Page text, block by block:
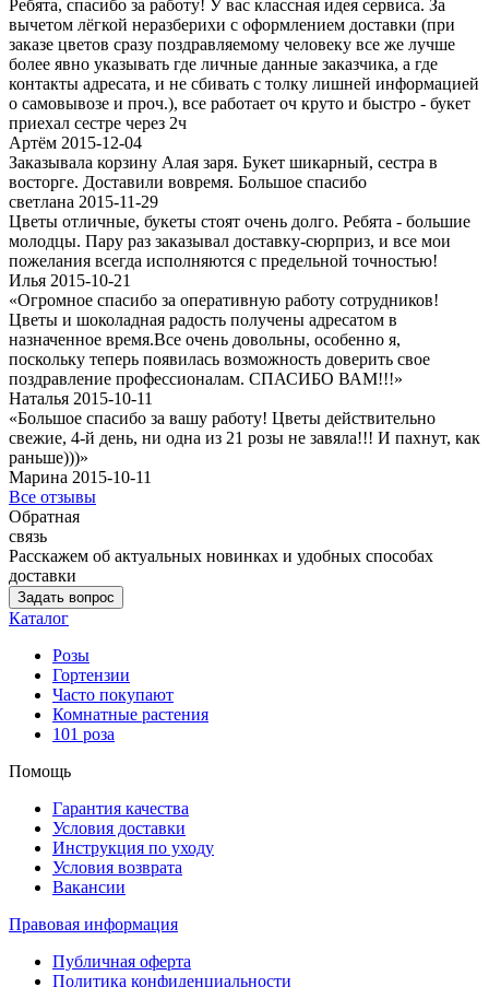
Ребята, спасибо за работу! У вас классная идея сервиса. За
вычетом лёгкой неразберихи с оформлением доставки (при
заказе цветов сразу поздравляемому человеку все же лучше
более явно указывать где личные данные заказчика, а где
контакты адресата, и не сбивать с толку лишней информацией
о самовывозе и проч.), все работает оч круто и быстро - букет
приехал сестре через 2ч
Артём 2015-12-04
Заказывала корзину Алая заря. Букет шикарный, сестра в
восторге. Доставили вовремя. Большое спасибо
светлана 2015-11-29
Цветы отличные, букеты стоят очень долго. Ребята - большие
молодцы. Пару раз заказывал доставку-сюрприз, и все мои
пожелания всегда исполняются с предельной точностью!
Илья 2015-10-21
«Огромное спасибо за оперативную работу сотрудников!
Цветы и шоколадная радость получены адресатом в
назначенное время.Все очень довольны, особенно я,
поскольку теперь появилась возможность доверить свое
поздравление профессионалам. СПАСИБО ВАМ!!!»
Наталья 2015-10-11
«Большое спасибо за вашу работу! Цветы действительно
свежие, 4-й день, ни одна из 21 розы не завяла!!! И пахнут, как
раньше)))»
Марина 2015-10-11
Все отзывы
Обратная
связь
Расскажем об актуальных новинках и удобных способах
доставки
Задать вопрос
Каталог
Розы
Гортензии
Часто покупают
Комнатные растения
101 роза
Помощь
Гарантия качества
Условия доставки
Инструкция по уходу
Условия возврата
Вакансии
Правовая информация
Публичная оферта
Политика конфиденциальности